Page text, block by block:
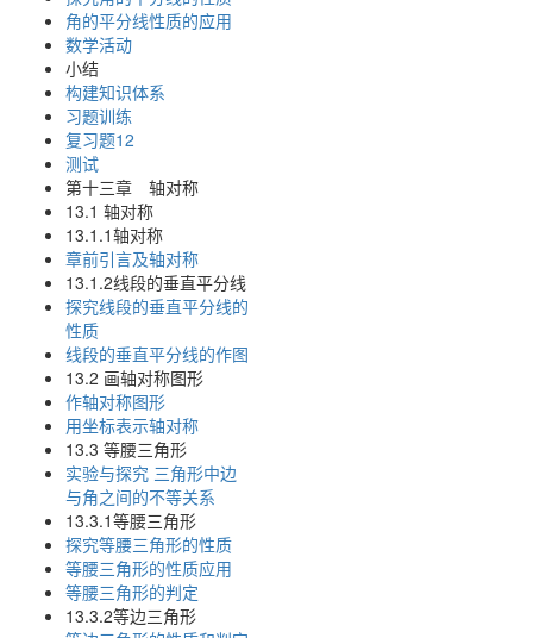
角的平分线性质的应用
数学活动
小结
构建知识体系
习题训练
复习题12
测试
第十三章 轴对称
13.1 轴对称
13.1.1轴对称
章前引言及轴对称
13.1.2线段的垂直平分线
探究线段的垂直平分线的
性质
线段的垂直平分线的作图
13.2 画轴对称图形
作轴对称图形
用坐标表示轴对称
13.3 等腰三角形
实验与探究 三角形中边
与角之间的不等关系
13.3.1等腰三角形
探究等腰三角形的性质
等腰三角形的性质应用
等腰三角形的判定
13.3.2等边三角形